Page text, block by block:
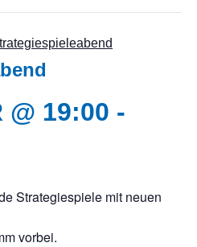
@ 19:00 -
Strategiespiele mit neuen
vorbei.